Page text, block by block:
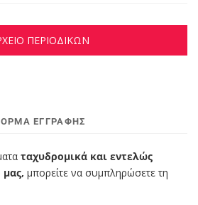
ΠΕΡΙΟΔΙΚΩΝ
ΕΓΓΡΑΦΉΣ
ταχυδρομικά και εντελώς
μπορείτε να συμπληρώσετε τη